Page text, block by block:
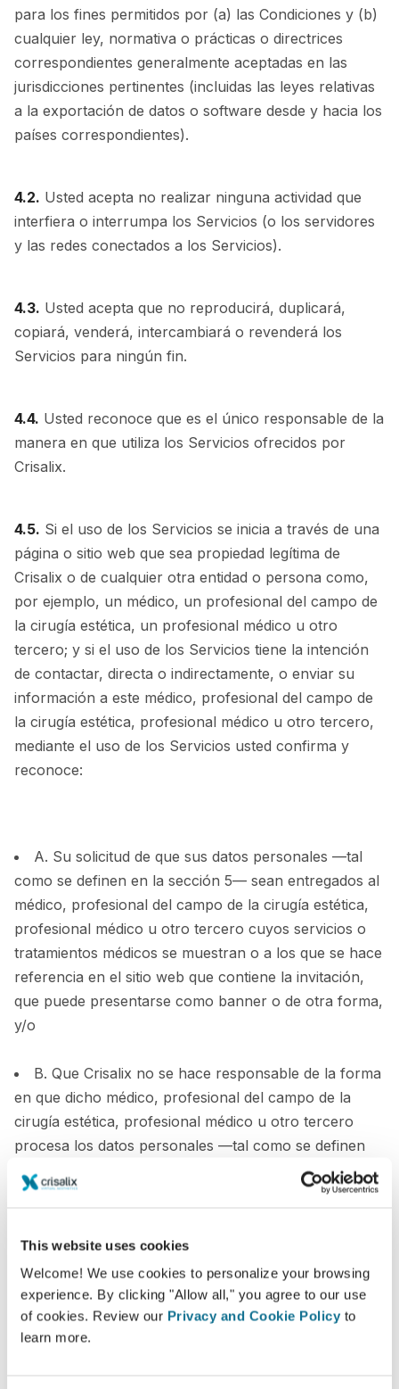
This website uses cookies
Welcome! We use cookies to personalize your browsing
experience. By clicking "Allow all," you agree to our use
of cookies. Review our Privacy and Cookie Policy to
learn more.
para los fines permitidos por (a) las Condiciones y (b)
cualquier ley, normativa o prácticas o directrices
correspondientes generalmente aceptadas en las
jurisdicciones pertinentes (incluidas las leyes relativas
a la exportación de datos o software desde y hacia los
países correspondientes).
4.2. Usted acepta no realizar ninguna actividad que
interfiera o interrumpa los Servicios (o los servidores
y las redes conectados a los Servicios).
4.3. Usted acepta que no reproducirá, duplicará,
copiará, venderá, intercambiará o revenderá los
Servicios para ningún fin.
4.4. Usted reconoce que es el único responsable de la
manera en que utiliza los Servicios ofrecidos por
Crisalix.
4.5. Si el uso de los Servicios se inicia a través de una
página o sitio web que sea propiedad legítima de
Crisalix o de cualquier otra entidad o persona como,
por ejemplo, un médico, un profesional del campo de
la cirugía estética, un profesional médico u otro
tercero; y si el uso de los Servicios tiene la intención
de contactar, directa o indirectamente, o enviar su
información a este médico, profesional del campo de
la cirugía estética, profesional médico u otro tercero,
mediante el uso de los Servicios usted confirma y
reconoce:
A. Su solicitud de que sus datos personales —tal
como se definen en la sección 5— sean entregados al
médico, profesional del campo de la cirugía estética,
profesional médico u otro tercero cuyos servicios o
tratamientos médicos se muestran o a los que se hace
referencia en el sitio web que contiene la invitación,
que puede presentarse como banner o de otra forma,
y/o
B. Que Crisalix no se hace responsable de la forma
en que dicho médico, profesional del campo de la
cirugía estética, profesional médico u otro tercero
procesa los datos personales —tal como se definen
en la sección 5— que usted le proporciona o las
imágenes 3D generadas por Crisalix, y/o
C. Que Crisalix no puede garantizar que se
concrete una cita con el médico, profesional del
campo de la cirugía estética, profesional médico u
otro tercero cuyos servicios o tratamientos médicos
se muestran o a los que se hace referencia en el sitio